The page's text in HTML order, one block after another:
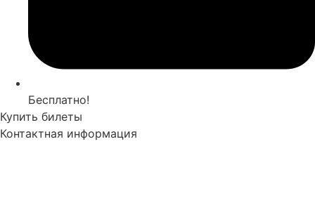
Бесплатно!
Купить билеты
Контактная информация